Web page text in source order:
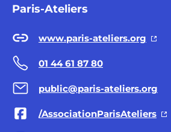
Paris-Ateliers
www.paris-ateliers.org
01 44 61 87 80
public@paris-ateliers.org
/AssociationParisAteliers